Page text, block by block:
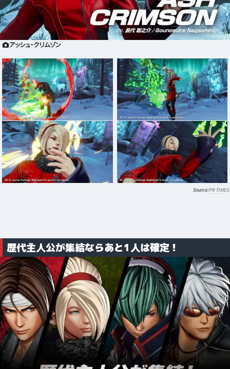
アッシュ・クリムゾン
PR TIMES
歴代主人公が集結ならあと1人は確定！